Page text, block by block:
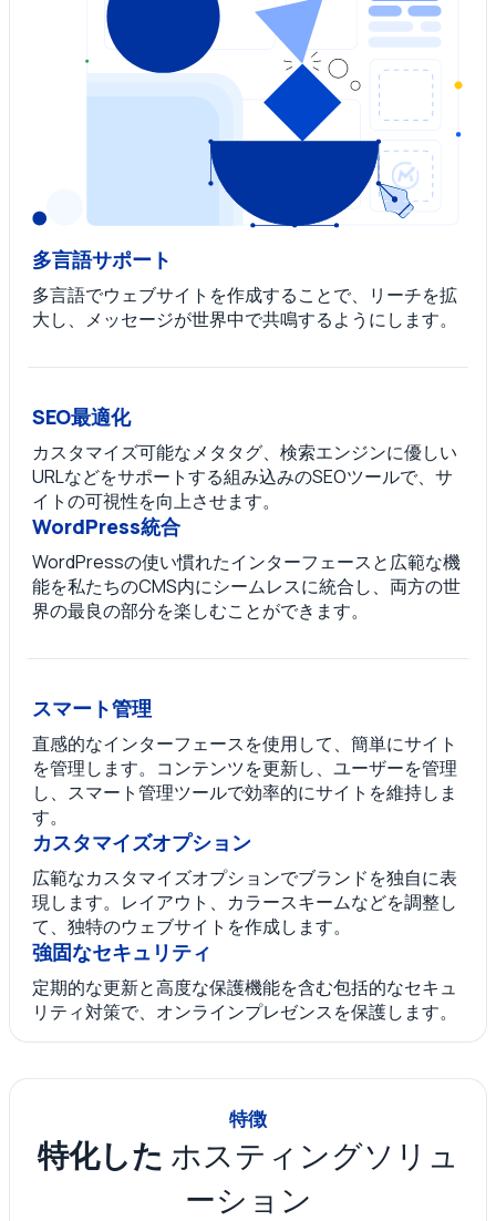
多言語サポート
多言語でウェブサイトを作成することで、リーチを拡
大し、メッセージが世界中で共鳴するようにします。
SEO最適化
カスタマイズ可能なメタタグ、検索エンジンに優しい
URLなどをサポートする組み込みのSEOツールで、サ
イトの可視性を向上させます。
WordPress統合
WordPressの使い慣れたインターフェースと広範な機
能を私たちのCMS内にシームレスに統合し、両方の世
界の最良の部分を楽しむことができます。
スマート管理
直感的なインターフェースを使用して、簡単にサイト
を管理します。コンテンツを更新し、ユーザーを管理
し、スマート管理ツールで効率的にサイトを維持しま
す。
カスタマイズオプション
広範なカスタマイズオプションでブランドを独自に表
現します。レイアウト、カラースキームなどを調整し
て、独特のウェブサイトを作成します。
強固なセキュリティ
定期的な更新と高度な保護機能を含む包括的なセキュ
リティ対策で、オンラインプレゼンスを保護します。
特徴
特化した ホスティングソリュ
ーション